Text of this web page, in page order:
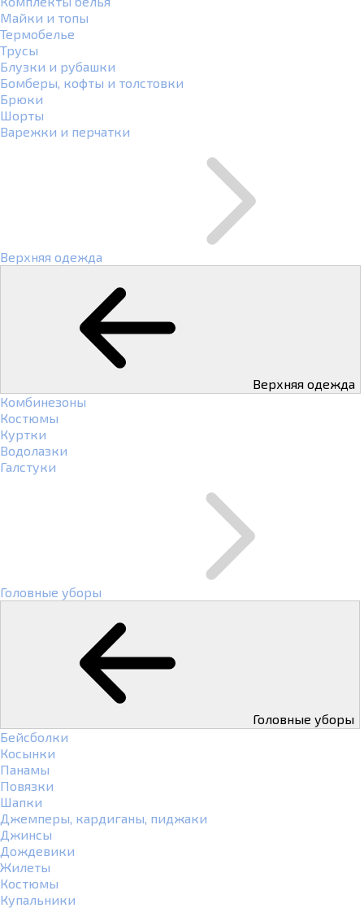
Майки и топы
Термобелье
Трусы
Блузки и рубашки
Бомберы, кофты и толстовки
Брюки
Шорты
Варежки и перчатки
Верхняя одежда
Верхняя одежда
Комбинезоны
Костюмы
Куртки
Водолазки
Галстуки
Головные уборы
Головные уборы
Бейсболки
Косынки
Панамы
Повязки
Шапки
Джемперы, кардиганы, пиджаки
Джинсы
Дождевики
Жилеты
Костюмы
Купальники